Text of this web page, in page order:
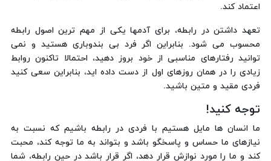
اعتماد کند.
تعهد داشتن در رابطه، برای آدمها یکی از مهم ترین اصول رابطه
محسوب می شود. بنابراین اگر فرد بی بندوباری هستید و نمی
توانید رفتارهای مناسبی از خود بروز دهید، احتمالا تاکنون روابط
زیادی را در همان روزهای اول از دست داده اید، بنابراین سعی کنید
فردی مقید و متین باشید.
توجه کنید!
ما انسان ها مایل هستیم با فردی در رابطه باشیم که نسبت به
نیازهای ما حساس و پاسخگو باشد و بتواند به ما توجه کند، محبت
کند و ما را مورد نوازش قرار دهد، اگر قرار باشد در حین رابطه، شما